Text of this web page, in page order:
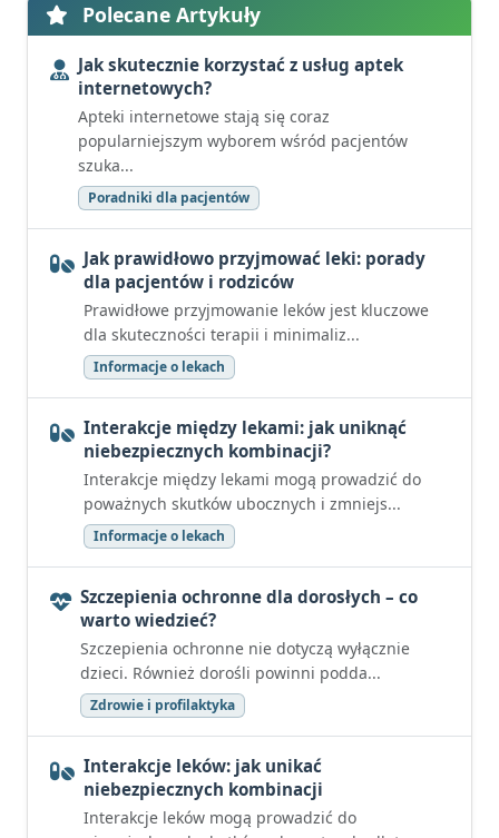
Polecane Artykuły
Jak skutecznie korzystać z usług aptek
internetowych?
Apteki internetowe stają się coraz
popularniejszym wyborem wśród pacjentów
szuka...
Poradniki dla pacjentów
Jak prawidłowo przyjmować leki: porady
dla pacjentów i rodziców
Prawidłowe przyjmowanie leków jest kluczowe
dla skuteczności terapii i minimaliz...
Informacje o lekach
Interakcje między lekami: jak uniknąć
niebezpiecznych kombinacji?
Interakcje między lekami mogą prowadzić do
poważnych skutków ubocznych i zmniejs...
Informacje o lekach
Szczepienia ochronne dla dorosłych – co
warto wiedzieć?
Szczepienia ochronne nie dotyczą wyłącznie
dzieci. Również dorośli powinni podda...
Zdrowie i profilaktyka
Interakcje leków: jak unikać
niebezpiecznych kombinacji
Interakcje leków mogą prowadzić do